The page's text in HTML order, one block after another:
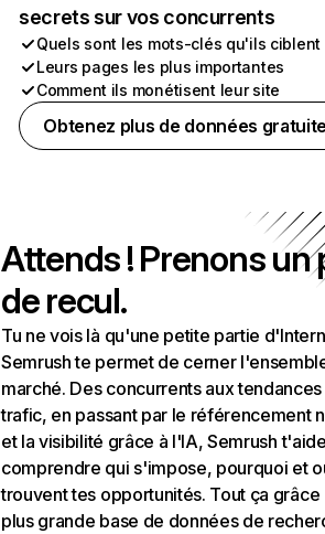
secrets sur vos concurrents
Quels sont les mots-clés qu'ils ciblent
Leurs pages les plus importantes
Comment ils monétisent leur site
Obtenez plus de données
Attends ! Prenons un
de recul.
Tu ne vois là qu'une petite partie
Semrush te permet de cerner
marché. Des concurrents aux
trafic, en passant par le référencement
et la visibilité grâce à l'IA, Semrush
comprendre qui s'impose, pourquoi et
trouvent tes opportunités. Tout ça grâce
plus grande base de données de